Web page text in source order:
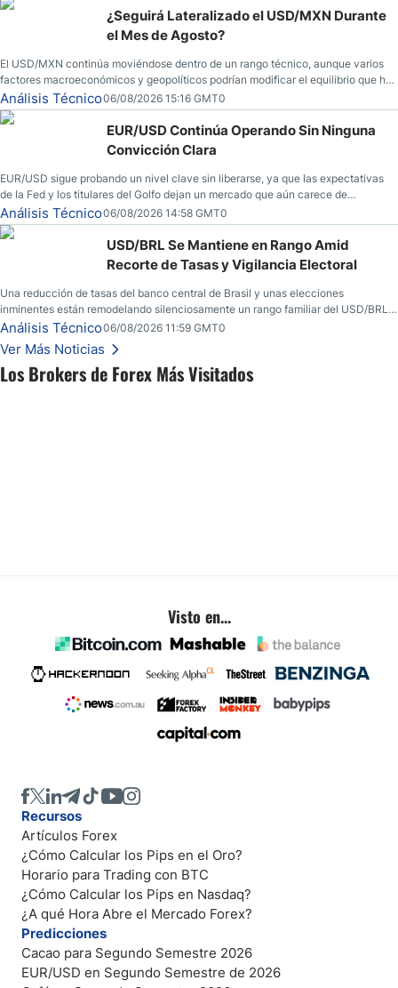
Los Brokers de Forex Más Visitados
¿Seguirá Lateralizado el USD/MXN Durante
el Mes de Agosto?
El USD/MXN continúa moviéndose dentro de un rango técnico, aunque varios
factores macroeconómicos y geopolíticos podrían modificar el equilibrio que ha
dominado al mercado en las últimas semanas.
Análisis Técnico06/08/2026 15:16 GMT0
EUR/USD Continúa Operando Sin Ninguna
Convicción Clara
EUR/USD sigue probando un nivel clave sin liberarse, ya que las expectativas
de la Fed y los titulares del Golfo dejan un mercado que aún carece de
convicción real.
Análisis Técnico06/08/2026 14:58 GMT0
USD/BRL Se Mantiene en Rango Amid
Recorte de Tasas y Vigilancia Electoral
Una reducción de tasas del banco central de Brasil y unas elecciones
inminentes están remodelando silenciosamente un rango familiar del USD/BRL.
Una reducción de tasas por parte del banco central de Brasil y unas elecciones
inminentes están remodelando silenciosamente un rango familiar del USD/BRL.
Esto es lo que los traders están observando a continuación.
Análisis Técnico06/08/2026 11:59 GMT0
Ver Más Noticias
Visto en...
Recursos
Artículos Forex
¿Cómo Calcular los Pips en el Oro?
Horario para Trading con BTC
¿Cómo Calcular los Pips en Nasdaq?
¿A qué Hora Abre el Mercado Forex?
Predicciones
Cacao para Segundo Semestre 2026
EUR/USD en Segundo Semestre de 2026